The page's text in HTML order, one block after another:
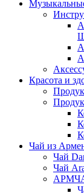
Красота и
Чай из
Чай
Чай